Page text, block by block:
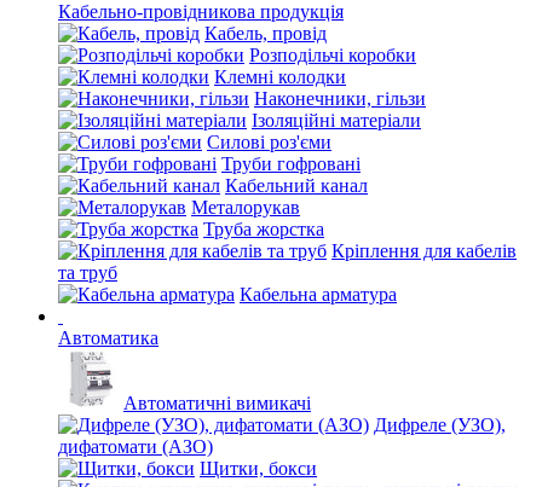
Кабельно-провідникова продукція
Кабель, провід
Розподільчі коробки
Клемні колодки
Наконечники, гільзи
Ізоляційні матеріали
Силові роз'єми
Труби гофровані
Кабельний канал
Металорукав
Труба жорстка
Кріплення для кабелів
та труб
Кабельна арматура
Автоматика
Автоматичні вимикачі
Дифреле (УЗО),
дифатомати (АЗО)
Щитки, бокси